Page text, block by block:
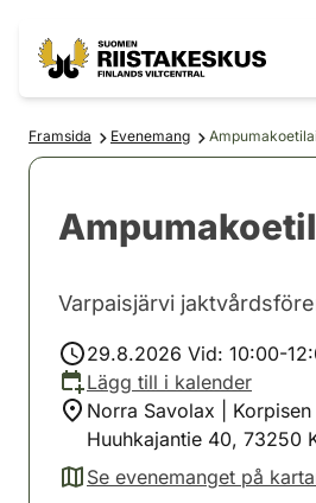
Framsida Evenemang
Varpaisjärvi
29.8.2026 Vid: 10:00-
Lägg till i kalender
Norra Savolax |
Huuhkajantie 40, 73250
Se evenemanget på
(avautuu uuteen välilehteen)